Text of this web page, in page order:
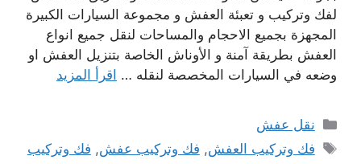
لفك وتركيب و تعبئة العفش و مجموعة السيارات الكبيرة
المجهزة بجميع الاحجام والمساحات لنقل جميع انواع
العفش بطريقة آمنة و الأوناش الخاصة بتنزيل العفش او
وضعه في السيارات المخصصة لنقله … اقرأ المزيد
التصنيفات
نقل عفش
الوسوم
فك وتركيب العفش, فك وتركيب عفش, فك وتركيب